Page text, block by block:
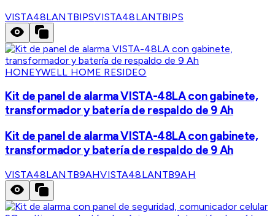
VISTA48LANTBIPSVISTA48LANTBIPS
HONEYWELL HOME RESIDEO
Kit de panel de alarma VISTA-48LA con gabinete,
transformador y batería de respaldo de 9 Ah
Kit de panel de alarma VISTA-48LA con gabinete,
transformador y batería de respaldo de 9 Ah
VISTA48LANTB9AHVISTA48LANTB9AH